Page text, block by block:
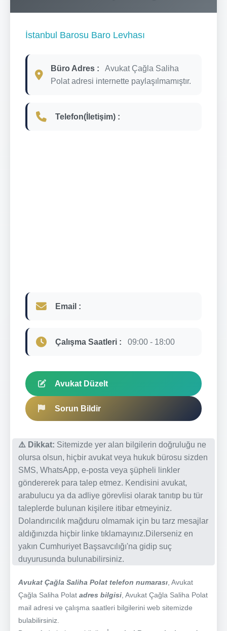
İstanbul Barosu Baro Levhası
Büro Adres :
Avukat Çağla Saliha
Polat adresi internette paylaşılmamıştır.
Telefon(İletişim) :
Email :
Çalışma Saatleri : 09:00 - 18:00
Avukat Düzelt
Sorun Bildir
⚠️ Dikkat: Sitemizde yer alan bilgilerin doğruluğu ne
olursa olsun, hiçbir avukat veya hukuk bürosu sizden
SMS, WhatsApp, e-posta veya şüpheli linkler
göndererek para talep etmez. Kendisini avukat,
arabulucu ya da adliye görevlisi olarak tanıtıp bu tür
taleplerde bulunan kişilere itibar etmeyiniz.
Dolandırıcılık mağduru olmamak için bu tarz mesajlar
aldığınızda hiçbir linke tıklamayınız.Dilerseniz en
yakın Cumhuriyet Başsavcılığı'na gidip suç
duyurusunda bulunabilirsiniz.
Avukat Çağla Saliha Polat telefon numarası , Avukat
Çağla Saliha Polat adres bilgisi , Avukat Çağla Saliha Polat
mail adresi ve çalışma saatleri bilgilerini web sitemizde
bulabilirsiniz.